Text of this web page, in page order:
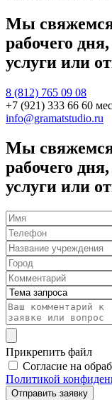
Мы свяжемся
рабочего
услуги или
8 (812) 765 09 08
+7 (921) 333 66 60
info@gramatstudio.ru
Мы свяжемся
рабочего
услуги или
Прикрепить файл
Согласие на
Политикой